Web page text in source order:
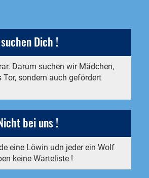
Dich !
Darum suchen wir Mädchen,
sondern auch gefördert
bei uns !
eine Löwin udn jeder ein Wolf
keine Warteliste !